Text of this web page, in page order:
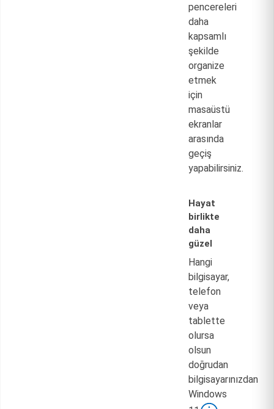
pencereleri
daha
kapsamlı
şekilde
organize
etmek
için
masaüstü
ekranlar
arasında
geçiş
yapabilirsiniz.
Hayat
birlikte
daha
güzel
Hangi
bilgisayar,
telefon
veya
tablette
olursa
olsun
doğrudan
bilgisayarınızdan
Windows